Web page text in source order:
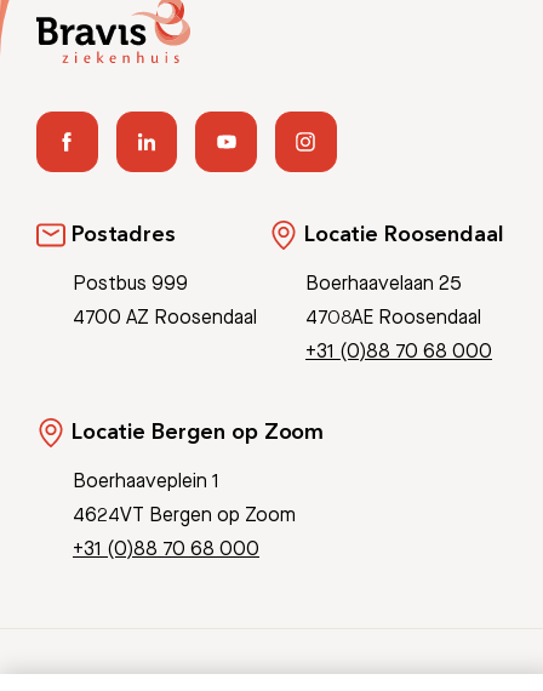
Postadres
Postbus 999
4700 AZ Roosendaal
Locatie Roosendaal
Boerhaavelaan 25
4708AE Roosendaal
+31 (0)88 70 68 000
Locatie Bergen op Zoom
Boerhaaveplein 1
4624VT Bergen op Zoom
+31 (0)88 70 68 000